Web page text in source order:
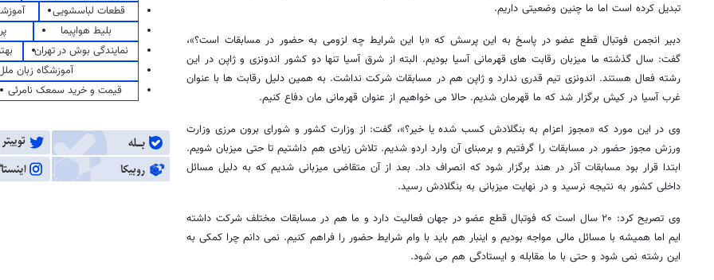
تبدیل کرده است اما ما چنین وضعیتی داریم.
دبیر انجمن فوتبال قطع عضو در پاسخ به این پرسش که «با این شرایط چه لزومی به حضور در مسابقات است؟»،
گفت: سال گذشته ما میزبان رقابت های قهرمانی آسیا بودیم. البته از شرق آسیا تنها دو کشور اندونزی و ژاپن در این
رشته فعال هستند. اندونزی تیم قدری ندارد و ژاپن هم در مسابقات شرکت نداشت. به همین دلیل رقابت ها با عنوان
غرب آسیا در کیش برگزار شد که ما قهرمان شدیم. حالا می خواهیم از عنوان قهرمانی مان دفاع کنیم.
وی در این مورد که «مجوز اعزام به بنگلادش کسب شده یا خیر؟»، گفت: از وزارت کشور و شورای برون مرزی وزارت
ورزش مجوز حضور در مسابقات را گرفتیم و برمبنای آن وارد اردو شدیم. تلاش زیادی هم داشتیم تا حتی میزبان شویم.
ابتدا قرار بود مسابقات آذر در هند برگزار شود که انصراف داد. بعد از آن متقاضی میزبانی شدیم که به دلیل مسائل
داخلی کشور به نتیجه نرسید و در نهایت میزبانی به بنگلادش رسید.
وی تصریح کرد: ۲۰ سال است که فوتبال قطع عضو در جهان فعالیت دارد و ما هم در مسابقات مختلف شرکت داشته
ایم اما همیشه با مسائل مالی مواجه بودیم و اینبار هم باید با وام شرایط حضور را فراهم کنیم. نمی دانم چرا کمکی به
این رشته نمی شود و حتی با ما مقابله و ایستادگی هم می شود.
قطعات لباسشویی
بلیط هواپیما
نمایندگی بوش در تهران
آموزشگاه زبان
قیمت و خرید سمعک نامرئی